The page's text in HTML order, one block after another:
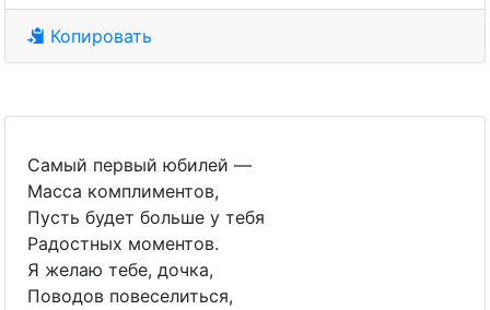
Копировать
Самый первый юбилей —
Масса комплиментов,
Пусть будет больше у тебя
Радостных моментов.
Я желаю тебе, дочка,
Поводов повеселиться,